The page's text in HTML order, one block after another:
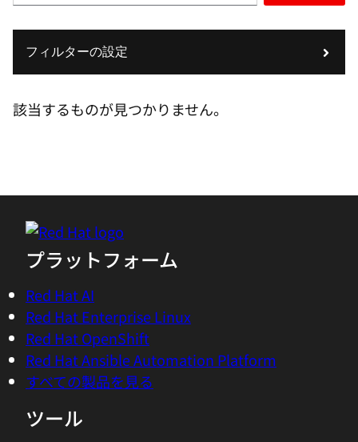
フィルターの設定
該当するものが見つかりません。
プラットフォーム
Red Hat AI
Red Hat Enterprise Linux
Red Hat OpenShift
Red Hat Ansible Automation Platform
すべての製品を見る
ツール